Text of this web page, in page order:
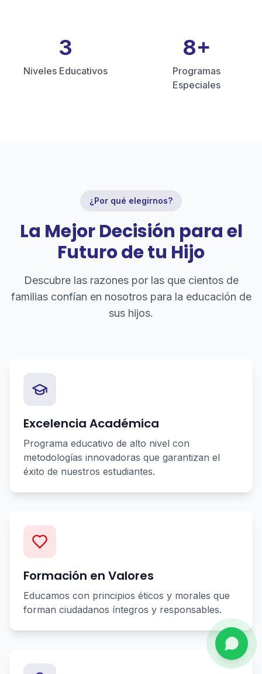
3
Niveles Educativos
8+
Programas
Especiales
¿Por qué elegirnos?
La Mejor Decisión para el
Futuro de tu Hijo
Descubre las razones por las que cientos de
familias confían en nosotros para la educación de
sus hijos.
Excelencia Académica
Programa educativo de alto nivel con
metodologías innovadoras que garantizan el
éxito de nuestros estudiantes.
Formación en Valores
Educamos con principios éticos y morales que
forman ciudadanos íntegros y responsables.